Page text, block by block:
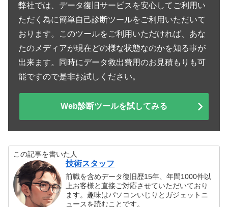
弊社では、データ復旧サービスを安心してご利用い
ただく為に簡単自己診断ツールをご利用いただいて
おります。このツールをご利用いただければ、あな
たのメディアが現在どの様な状態なのかを知る事が
出来ます。同時にデータ救出費用のお見積もりも可
能ですので是非お試しください。
Web診断ツールを試してみる
この記事を書いた人
技術スタッフ
前職を含めデータ復旧歴15年、年間1000件以
上お客様と直接ご対応させていただいており
ます。趣味はパソコンいじりとガジェットニ
ュースを読むことです。